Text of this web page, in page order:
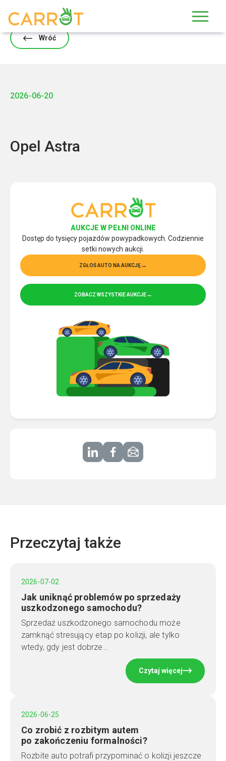
Wróć
2026-06-20
Opel Astra
AUKCJE W PEŁNI ONLINE
Dostęp do tysięcy pojazdów powypadkowych. Codziennie
setki nowych aukcji.
ZGŁOŚ AUTO NA AUKCJĘ
ZOBACZ WSZYSTKIE AUKCJE
Przeczytaj także
2026-07-02
Jak uniknąć problemów po sprzedaży
uszkodzonego samochodu?
Sprzedaż uszkodzonego samochodu może
zamknąć stresujący etap po kolizji, ale tylko
wtedy, gdy jest dobrze…
Czytaj więcej
2026-06-25
Co zrobić z rozbitym autem
po zakończeniu formalności?
Rozbite auto potrafi przypominać o kolizji jeszcze